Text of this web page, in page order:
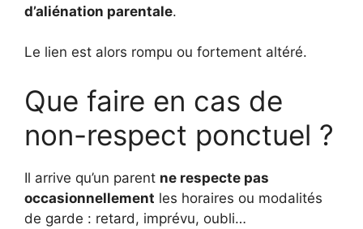
d’aliénation parentale.
Le lien est alors rompu ou fortement altéré.
Que faire en cas de
non-respect ponctuel ?
Il arrive qu’un parent ne respecte pas
occasionnellement les horaires ou modalités
de garde : retard, imprévu, oubli…